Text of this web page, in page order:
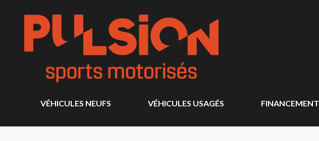
VÉHICULES NEUFS VÉHICULES USAGÉS FINANCEMENT